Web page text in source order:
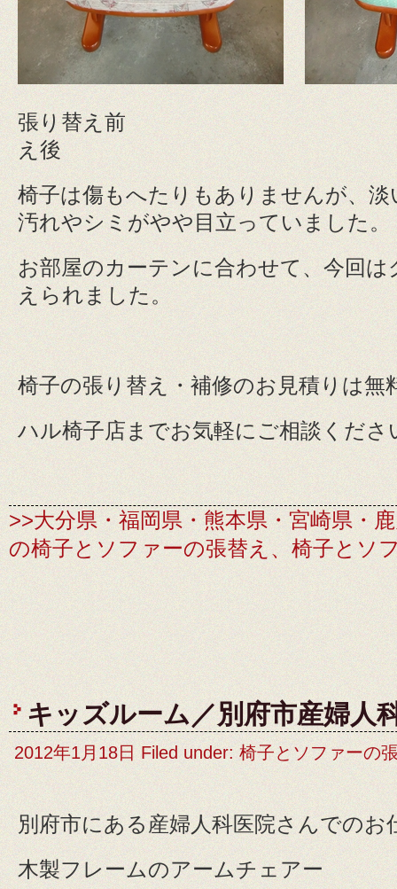
張り替え
え後
椅子は傷もへたりもありませんが、
汚れやシミがやや目立っていました。
お部屋のカーテンに合わせて、今回
えられました。
椅子の張り替え・補修のお見積りは無
ハル椅子店までお気軽にご相談くださ
>>大分県・福岡県・熊本県・宮崎県・
の椅子とソファーの張替え、椅子とソ
キッズルーム／別府市産婦人
2012年1月18日 Filed under: 椅子とソファーの
別府市にある産婦人科医院さんでのお
木製フレームのアームチェアー